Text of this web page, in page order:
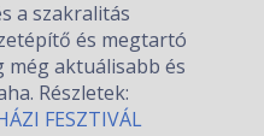
a szakralitás
és megtartó
még aktuálisabb és
Részletek:
FESZTIVÁL